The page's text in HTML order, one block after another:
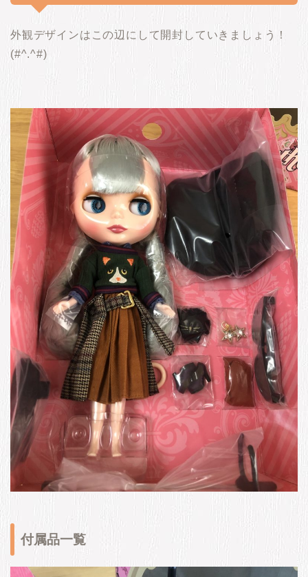
外観デザインはこの辺にして開封していきましょう！
(#^.^#)
付属品一覧